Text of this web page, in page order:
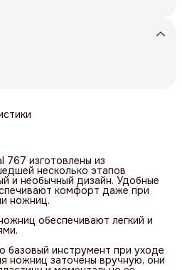
767 изготовлены из
несколько этапов
и необычный дизайн. Удобные
комфорт даже при
ножниц.
обеспечивают легкий и
инструмент при уходе
ножниц заточены вручную, они